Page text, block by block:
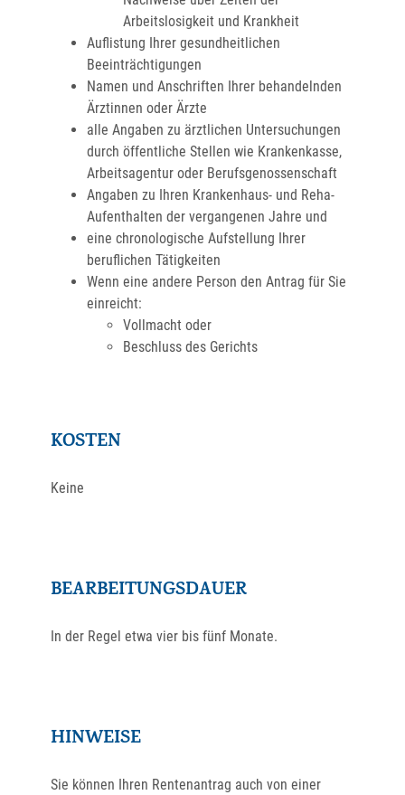
Arbeitslosigkeit und Krankheit
Auflistung Ihrer gesundheitlichen
Beeinträchtigungen
Namen und Anschriften Ihrer behandelnden
Ärztinnen oder Ärzte
alle Angaben zu ärztlichen Untersuchungen
durch öffentliche Stellen wie Krankenkasse,
Arbeitsagentur oder Berufsgenossenschaft
Angaben zu Ihren Krankenhaus- und Reha-
Aufenthalten der vergangenen Jahre und
eine chronologische Aufstellung Ihrer
beruflichen Tätigkeiten
Wenn eine andere Person den Antrag für Sie
einreicht:
Vollmacht oder
Beschluss des Gerichts
KOSTEN
Keine
BEARBEITUNGSDAUER
In der Regel etwa vier bis fünf Monate.
HINWEISE
Sie können Ihren Rentenantrag auch von einer